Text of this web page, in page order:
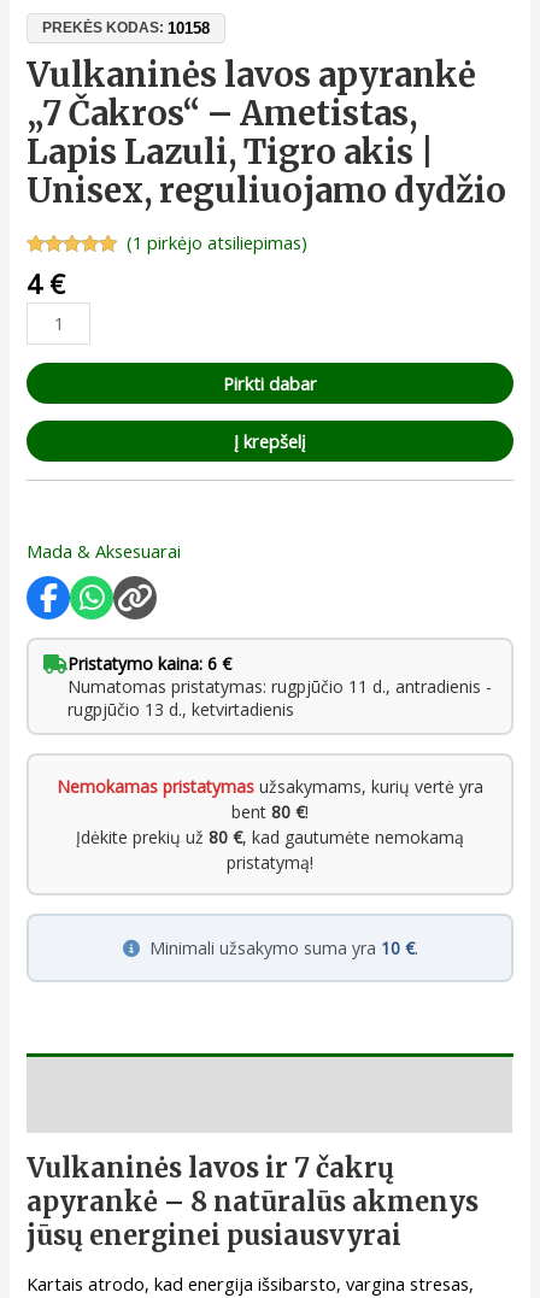
PREKĖS KODAS:10158
Vulkaninės lavos apyrankė
„7 Čakros“ – Ametistas,
Lapis Lazuli, Tigro akis |
Unisex, reguliuojamo dydžio
5.00iš 5
(viso
įvertinimų:
(1 pirkėjo atsiliepimas)
4 €
Pirkti dabar
Į krepšelį
Mada & Aksesuarai
Pristatymo kaina: 6 €
Numatomas pristatymas: rugpjūčio 11 d., antradienis -
rugpjūčio 13 d., ketvirtadienis
Nemokamas pristatymas užsakymams, kurių vertė yra
bent 80 €!
Įdėkite prekių už 80 €, kad gautumėte nemokamą
pristatymą!
Minimali užsakymo suma yra 10 €.
Vulkaninės lavos ir 7 čakrų
apyrankė – 8 natūralūs akmenys
jūsų energinei pusiausvyrai
Kartais atrodo, kad energija išsibarsto, vargina stresas,